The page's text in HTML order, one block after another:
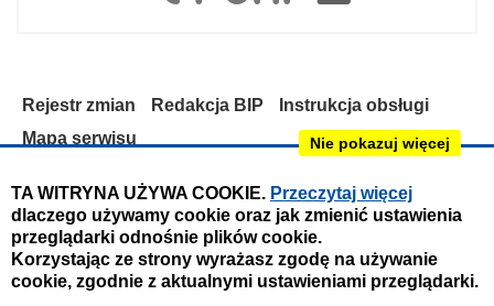
TA WITRYNA UŻYWA COOKIE. Przeczytaj więcej
dlaczego używamy cookie oraz jak zmienić ustawienia
przeglądarki odnośnie plików cookie.
Korzystając ze strony wyrażasz zgodę na używanie
cookie, zgodnie z aktualnymi ustawieniami przeglądarki.
Nie pokazuj więcej
Rejestr zmian Redakcja BIP
Instrukcja obsługi
Mapa serwisu
Obsługa i nadzór techniczny:
IntraCOM.pl